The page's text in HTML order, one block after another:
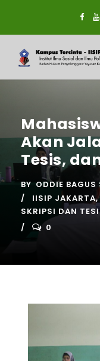
Akan
Tesis,
BY ODDIE BAGUS
IISIP JAKARTA,
SKRIPSI DAN
0